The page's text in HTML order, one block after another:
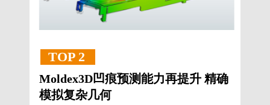
TOP 2
Moldex3D凹痕预测能力再提升 精确
模拟复杂几何